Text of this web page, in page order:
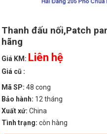
Thanh đấu nối,Patch
hãng
Giá KM: Liên hệ
Giá cũ :
Mã SP: 48 cong
Bảo hành: 12 tháng
Xuất xứ: China
Tình trạng: còn hàng